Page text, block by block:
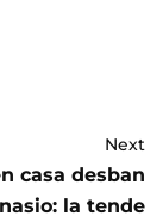
Next
casa desban
la tende